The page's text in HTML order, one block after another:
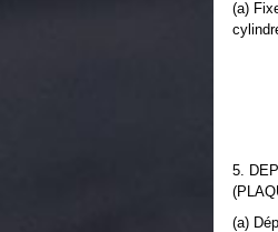
(a)
5.
(a)